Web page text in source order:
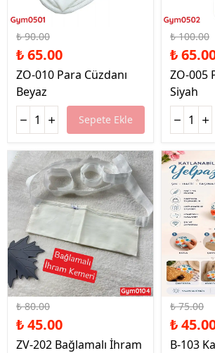
%28 İndirim
₺ 90.00
₺ 65.00
ZO-010 Para Cüzdanı
Beyaz
Sepete Ekle
%35
₺ 100.00
₺
ZO-005
Siyah
%44 İndirim
₺ 80.00
₺ 45.00
ZV-202 Bağlamalı İhram
%40
₺ 75.00
₺
B-103